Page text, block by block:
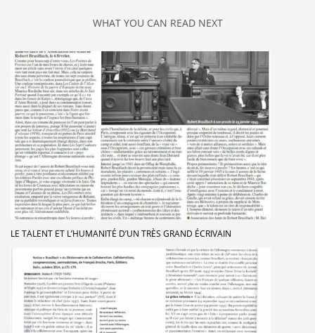
WHAT YOU CAN READ NEXT
LE TALENT ET L’HUMANITÉ D’UN TRÈS GRAND ÉCRIVAIN